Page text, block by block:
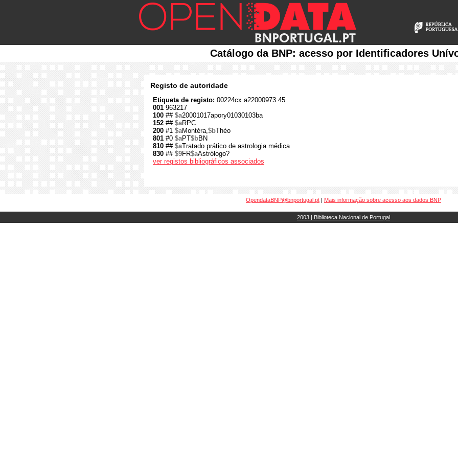
Catálogo da BNP: acesso por Identificadores
Registo de autoridade
Etiqueta de registo: 00224cx a22000973 45
001 963217
100 ## $a20001017apory01030103ba
152 ## $aRPC
200 #1 $aMontéra,$bThéo
801 #0 $aPT$bBN
810 ## $aTratado prático de astrologia médica
830 ## $9FR$aAstrólogo?
ver registos bibliográficos associados
OpendataBNP@bnportugal.pt | Mais informação sobre acesso aos dados BNP
2003 | Biblioteca Nacional de Portugal